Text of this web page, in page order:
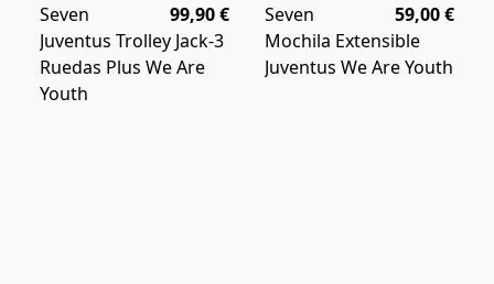
99,90 €
Seven
Juventus Trolley Jack-3
Ruedas Plus We Are
Youth
59,00 €
Seven
Mochila Extensible
Juventus We Are Youth